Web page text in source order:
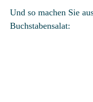
Und so machen Sie
Buchstabensalat: